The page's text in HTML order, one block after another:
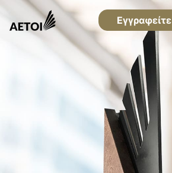
Εγγραφείτε